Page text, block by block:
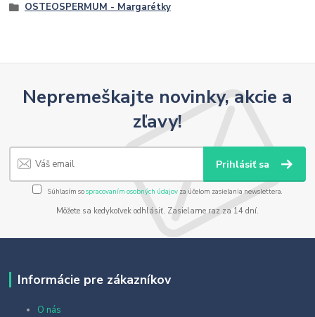
OSTEOSPERMUM - Margarétky
Nepremeškajte novinky, akcie a
zľavy!
Prihlásiť sa
Súhlasím sospracovaním osobných údajov za účelom zasielania newslettera.
Môžete sa kedykoľvek odhlásiť. Zasielame raz za 14 dní.
Informácie pre zákazníkov
O nás